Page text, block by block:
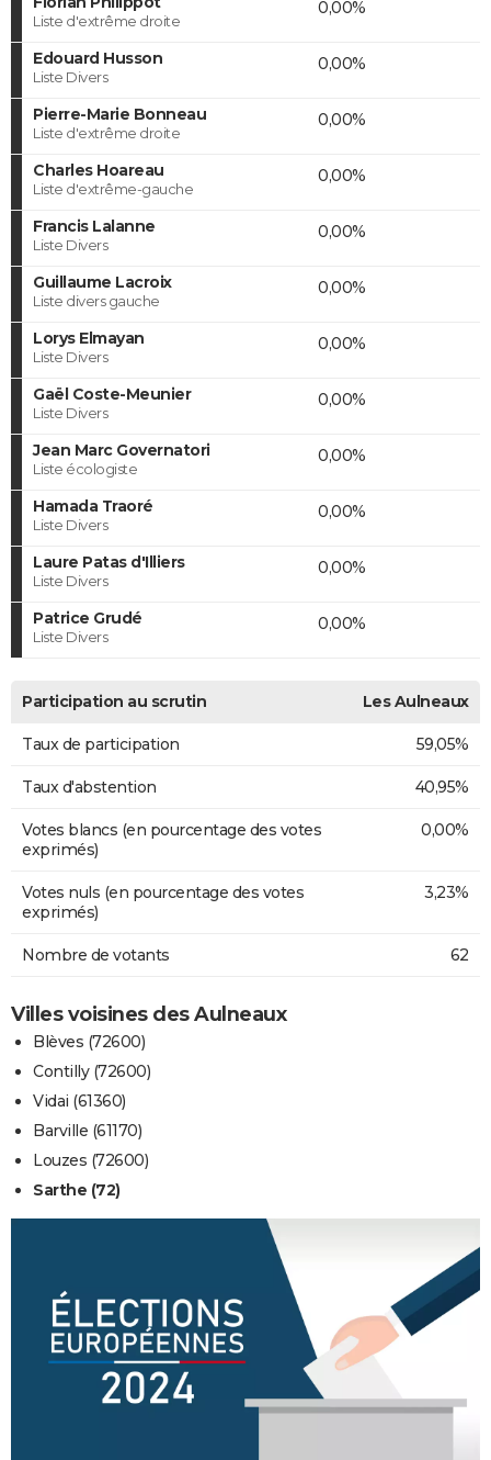
Liste d'extrême droite
0,00%
Edouard Husson
Liste Divers
0,00%
Pierre-Marie Bonneau
Liste d'extrême droite
0,00%
Charles Hoareau
Liste d'extrême-gauche
0,00%
Francis Lalanne
Liste Divers
0,00%
Guillaume Lacroix
Liste divers gauche
0,00%
Lorys Elmayan
Liste Divers
0,00%
Gaël Coste-Meunier
Liste Divers
0,00%
Jean Marc Governatori
Liste écologiste
0,00%
Hamada Traoré
Liste Divers
0,00%
Laure Patas d'Illiers
Liste Divers
0,00%
Patrice Grudé
Liste Divers
0,00%
Participation au scrutin Les Aulneaux
Taux de participation 59,05%
Taux d'abstention 40,95%
Votes blancs (en pourcentage des votes
exprimés)
0,00%
Votes nuls (en pourcentage des votes
exprimés)
3,23%
Nombre de votants 62
Villes voisines des Aulneaux
Blèves (72600)
Contilly (72600)
Vidai (61360)
Barville (61170)
Louzes (72600)
Sarthe (72)